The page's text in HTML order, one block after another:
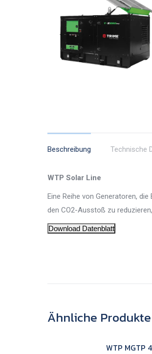
Beschreibung Technische
WTP Solar Line
Eine Reihe von Generatoren,
den CO2-Ausstoß zu
Download Datenblatt
Ähnliche Produkte
WTP MGTP